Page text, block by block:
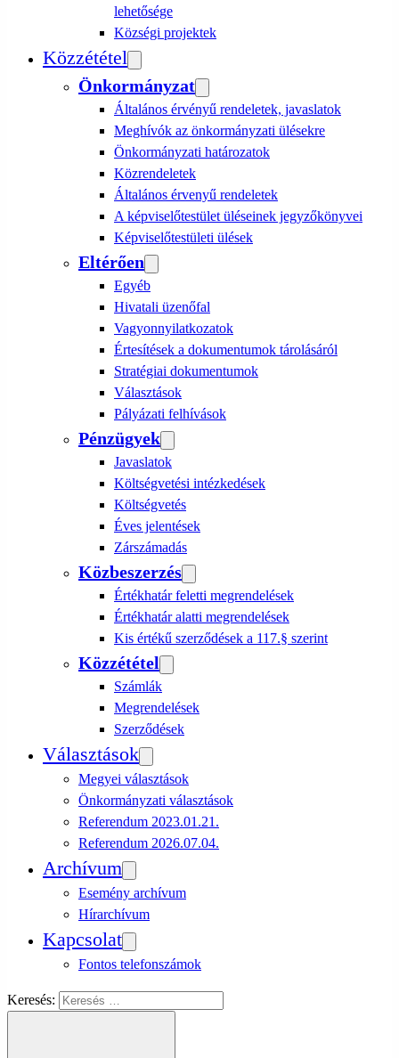
lehetősége
Községi projektek
Közzététel
Önkormányzat
Általános érvényű rendeletek, javaslatok
Meghívók az önkormányzati ülésekre
Önkormányzati határozatok
Közrendeletek
Általános érvenyű rendeletek
A képviselőtestület üléseinek jegyzőkönyvei
Képviselőtestületi ülések
Eltérően
Egyéb
Hivatali üzenőfal
Vagyonnyilatkozatok
Értesítések a dokumentumok tárolásáról
Stratégiai dokumentumok
Választások
Pályázati felhívások
Pénzügyek
Javaslatok
Költségvetési intézkedések
Költségvetés
Éves jelentések
Zárszámadás
Közbeszerzés
Értékhatár feletti megrendelések
Értékhatár alatti megrendelések
Kis értékű szerződések a 117.§ szerint
Közzététel
Számlák
Megrendelések
Szerződések
Választások
Megyei választások
Önkormányzati választások
Referendum 2023.01.21.
Referendum 2026.07.04.
Archívum
Esemény archívum
Hírarchívum
Kapcsolat
Fontos telefonszámok
Keresés: